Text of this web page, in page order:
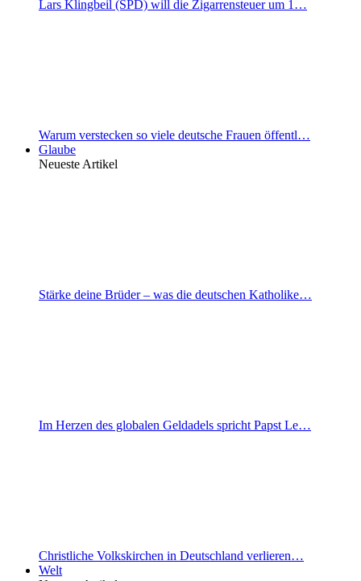
Lars Klingbeil (SPD) will die Zigarrensteuer um 1…
Warum verstecken so viele deutsche Frauen öffentl…
Glaube
Neueste Artikel
Stärke deine Brüder – was die deutschen Katholike…
Im Herzen des globalen Geldadels spricht Papst Le…
Christliche Volkskirchen in Deutschland verlieren…
Welt